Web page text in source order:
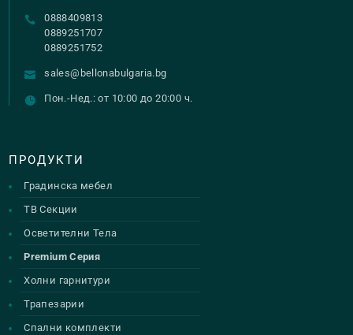
0888409813
0889251707
0889251752
sales@bellonabulgaria.bg
Пон.-Нед.: от 10:00 до 20:00 ч.
ПРОДУКТИ
Градинска мебел
ТВ Секции
Осветителни Тела
Premium Серия
Холни гарнитури
Трапезарии
Спални комплекти